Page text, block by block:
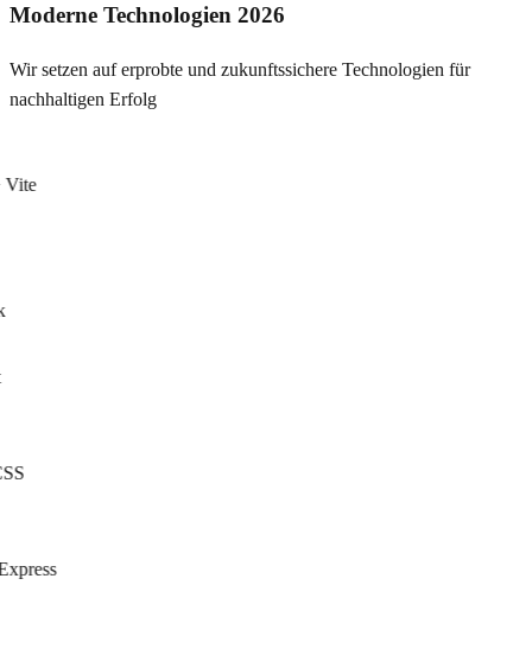
Moderne Technologien 2026
Wir setzen auf erprobte und zukunftssichere Technologien für
nachhaltigen Erfolg